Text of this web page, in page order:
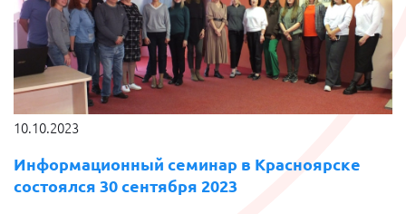
10.10.2023
Информационный семинар в Красноярске
состоялся 30 сентября 2023